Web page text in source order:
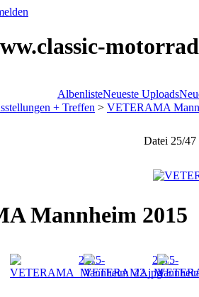
AlbenlisteNeueste Uploads
+ Treffen > VETERAMA
Datei 25/47
Mannheim 2015